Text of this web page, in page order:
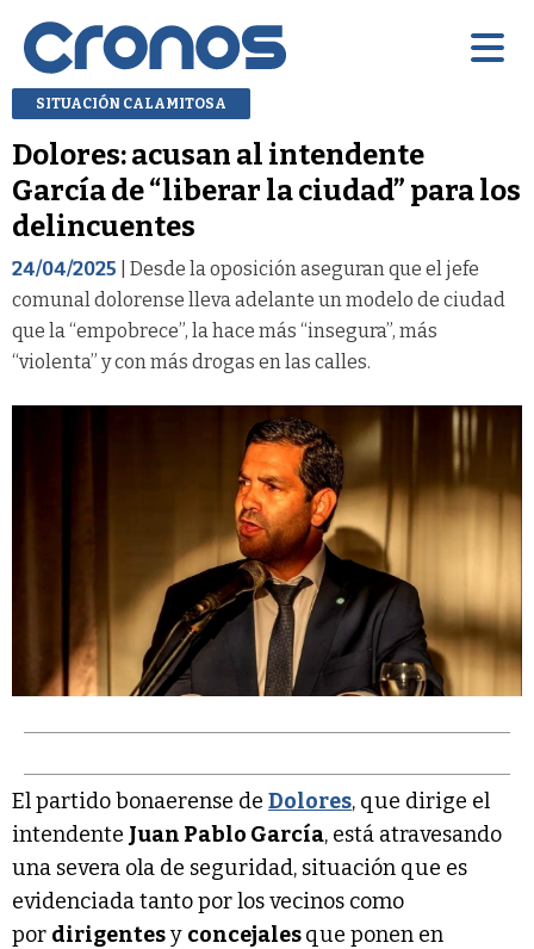
SITUACIÓN CALAMITOSA
Dolores: acusan al intendente
García de “liberar la ciudad” para los
delincuentes
24/04/2025 | Desde la oposición aseguran que el jefe
comunal dolorense lleva adelante un modelo de ciudad
que la “empobrece”, la hace más “insegura”, más
“violenta” y con más drogas en las calles.
El partido bonaerense de Dolores, que dirige el
intendente Juan Pablo García, está atravesando
una severa ola de seguridad, situación que es
evidenciada tanto por los vecinos como
por dirigentesy concejalesque ponen en